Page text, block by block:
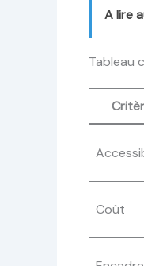
A lire
Tableau
Coût